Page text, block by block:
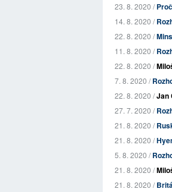
23. 8. 2020 /
14. 8. 2020 /
22. 8. 2020 /
11. 8. 2020 /
22. 8. 2020 /
7. 8. 2020 /
22. 8. 2020 /Jan
27. 7. 2020 /
21. 8. 2020 /
21. 8. 2020 /
5. 8. 2020 /
21. 8. 2020 /
21. 8. 2020 /